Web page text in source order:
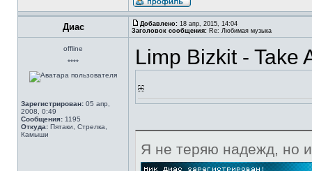
Диас Добавлено: 18 апр, 2015, 14:04
Заголовок сообщения: Re: Любимая музыка
offline
****
Зарегистрирован: 05 апр,
2008, 0:49
Сообщения: 1195
Откуда: Пятаки, Стрелка,
Камыши
Limp Bizkit - Take
Я не теряю надежд, но